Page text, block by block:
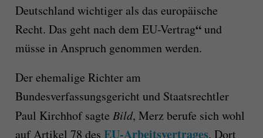
Deutschland wichtiger als das europäische
Recht. Das geht nach dem EU-Vertrag“und
müsse in Anspruch genommen werden.
Der ehemalige Richter am
Bundesverfassungsgericht und Staatsrechtler
Paul Kirchhof sagte Bild, Merz berufe sich wohl
auf Artikel 78 des EU-Arbeitsvertrages. Dort